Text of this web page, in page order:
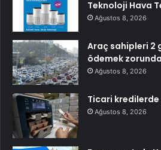
Teknoloji Hava
Ağustos 8, 2026
Araç sahipleri 2
ödemek zorunda
Ağustos 8, 2026
Ticari
Ağustos 8, 2026